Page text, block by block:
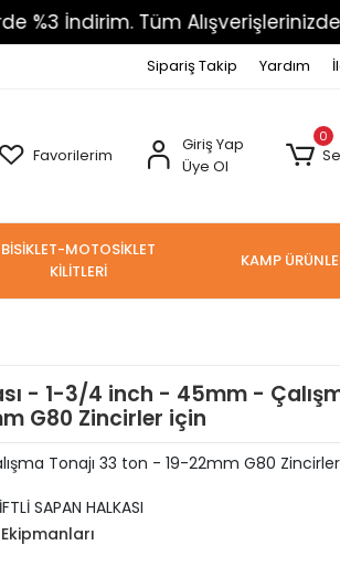
Tüm Alışverişlerinizde 800
Sipariş Takip Yardım
Favorilerim
Giriş Yap
Üye Ol
0
BİSİKLET-MOTOSİKLET
KİLİTLERİ
KAMP
- 1-3/4 inch - 45mm -
G80 Zincirler için
Tonajı 33 ton - 19-22mm G80
SAPAN HALKASI